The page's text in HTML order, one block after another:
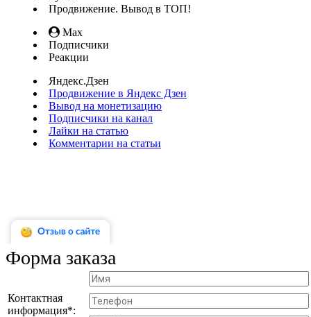
Продвижение. Вывод в ТОП!
Max
Подписчики
Реакции
Яндекс.Дзен
Продвижение в Яндекс Дзен
Вывод на монетизацию
Подписчики на канал
Лайки на статью
Комментарии на статьи
Форма заказа
Контактная
информация*: